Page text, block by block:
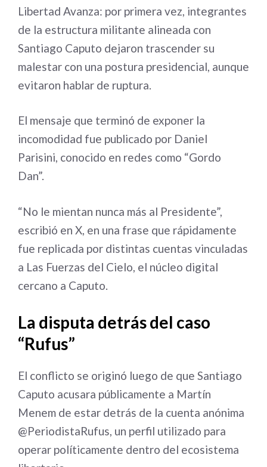
Libertad Avanza: por primera vez, integrantes
de la estructura militante alineada con
Santiago Caputo dejaron trascender su
malestar con una postura presidencial, aunque
evitaron hablar de ruptura.
El mensaje que terminó de exponer la
incomodidad fue publicado por Daniel
Parisini, conocido en redes como “Gordo
Dan”.
“No le mientan nunca más al Presidente”,
escribió en X, en una frase que rápidamente
fue replicada por distintas cuentas vinculadas
a Las Fuerzas del Cielo, el núcleo digital
cercano a Caputo.
La disputa detrás del caso
“Rufus”
El conflicto se originó luego de que Santiago
Caputo acusara públicamente a Martín
Menem de estar detrás de la cuenta anónima
@PeriodistaRufus, un perfil utilizado para
operar políticamente dentro del ecosistema